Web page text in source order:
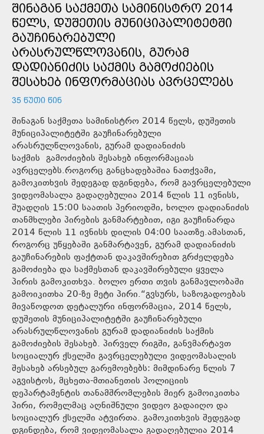
ᲨᲘᲜᲐᲒᲐᲜ ᲡᲐᲥᲛᲔᲗᲐ ᲡᲐᲛᲘᲜᲘᲡᲢᲠᲝ 2014
ᲬᲔᲚᲡ, ᲓᲣᲨᲔᲗᲘᲡ ᲛᲣᲜᲘᲪᲘᲞᲐᲚᲘᲢᲔᲢᲨᲘ
ᲒᲐᲣᲩᲘᲜᲐᲠᲔᲑᲣᲚᲘ
ᲐᲠᲐᲡᲠᲣᲚᲬᲚᲝᲕᲐᲜᲘᲡ, ᲒᲣᲠᲐᲛ
ᲓᲐᲓᲘᲐᲜᲘᲫᲘᲡ ᲡᲐᲥᲛᲘᲡ ᲒᲐᲛᲝᲫᲘᲔᲑᲘᲡ
ᲨᲔᲡᲐᲮᲔᲑ ᲘᲜᲤᲝᲠᲛᲐᲪᲘᲐᲡ ᲐᲕᲠᲪᲔᲚᲔᲑᲡ
35 ᲬᲣᲗᲘ ᲬᲘᲜ
შინაგან საქმეთა სამინისტრო 2014 წელს, დუშეთის
მუნიციპალიტეტში გაუჩინარებული
არასრულწლოვანის, გურამ დადიანიძის
საქმის გამოძიების შესახებ ინფორმაციას
ავრცელებს.როგორც განცხადებაშია ნათქვამი,
გამოკითხვის შედეგად დგინდება, რომ გავრცელებული
ვიდეომასალა გადაღებულია 2014 წლის 11 ივნისს,
შუადღის 15:00 საათის პერიოდში, ხოლო დადიანიძის
თანმხლები პირების განმარტებით, იგი გაუჩინარდა
2014 წლის 11 ივნისს დილის 04:00 საათზე.ამასთან,
როგორც უწყებაში განმარტავენ, გურამ დადიანიძის
გაუჩინარების ფაქტთან დაკავშირებით გრძელდება
გამოძიება და საქმესთან დაკავშირებული ყველა
პირის გამოკითხვა. ბოლო ერთი თვის განმავლობაში
გამოიკითხა 20-ზე მეტი პირი.“გვსურს, საზოგადოებას
მივაწოდოთ დეტალური ინფორმაცია, 2014 წელს,
დუშეთის მუნიციპალიტეტში გაუჩინარებული
არასრულწლოვანის გურამ დადიანიძის საქმის
გამოძიების შესახებ. პირველ რიგში, განვმარტავთ
სოციალურ ქსელში გავრცელებული ვიდეომასალის
შესახებ არსებულ გარემოებებს: მიმდინარე წლის 7
აგვისტოს, მცხეთა-მთიანეთის პოლიციის
დეპარტამენტის თანამშრომლების მიერ გამოიკითხა
პირი, რომელმაც აღნიშნული ვიდეო გადაიღო და
სოციალურ ქსელში ატვირთა. გამოკითხვის შედეგად
დგინდება, რომ ვიდეომასალა გადაღებულია 2014